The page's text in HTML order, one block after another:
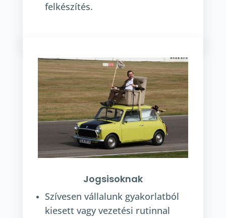
felkészítés.
Jogsisoknak
Szívesen vállalunk gyakorlatból
kiesett vagy vezetési rutinnal